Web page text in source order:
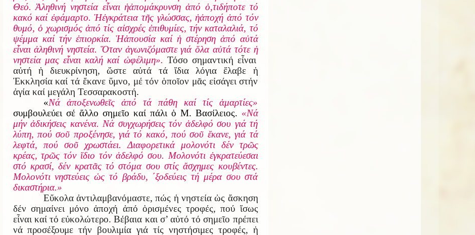
Θεό.Ἀληθινή νηστεία εἶναι ἡἀπομάκρυνσηἀπό ὁ,τιδήποτε τό
κακό καί ἐφάμαρτο.Ἡἐγκράτεια τῆς γλώσσας, ἡἀποχή ἀπό τόν
θυμό, ὁ χωρισμόςἀπό τίς αἰσχρές ἐπιθυμίες, τήν καταλαλιά, τό
ψέμμα καί τήν ἐπιορκία. Ἡἀπουσία καί ἡστέρηση ἀπό αὐτά
εἶναιἀληθινή νηστεία. Ὅταν ἀγωνιζόμαστε γιάὅλα αὐτά τότε ἡ
νηστεία μας εἶναι καλή καί ὠφέλιμη». Τόσο σημαντική εἶναι
αὐτή ἡ διευκρίνηση, ὥστε αὐτά τά ἴδια λόγια ἔλαβε ἡ
Ἐκκλησία καί τά ἔκανε ὕμνο, μέ τόν ὁποῖον μᾶς εἰσάγει στήν
ἁγία καί μεγάλη Τεσσαρακοστή.
«Νά ἀποξενωθεῖς ἀπό τά πάθη καί τίς ἁμαρτίες»
συμβουλεύει σέ ἄλλο σημεῖο καί πάλι ὁ Μ. Βασίλειος. «Νά
μήν ἀδικήσεις κανένα. Νά συγχωρήσεις τόν ἀδελφό σου γιά τή
λύπη, πού σοῦ προξένησε, γιά τό κακό, πού σοῦ ἔκανε, γιά τά
λεφτά, πού σοῦ χρωστάει. Διαφορετικά μολονότι δέν τρῶς
κρέας, τρῶς τόν ἴδιο τόν ἀδελφό σου. Μολονότι ἐγκρατεύεσαι
στό κρασί, δέν κρατᾶς τό στόμα σου στίς ἄσχημες κουβέντες.
Μολονότι νηστεύεις ὡς τό βράδυ, ΄ξοδεύεις τή μέρα σου στά
δικαστήρια.»
Εὔκολα ἀντιλαμβανόμαστε, πώς ἡ νηστεία ὡς ἄσκηση
δέν σημαίνει μόνο ἀποχή ἀπό ὁρισμένες τροφές, πού ἴσως
εἶναι καί τό εὐκολώτερο. Βέβαια και σ’ αὐτό τό σημεῖο πρέπει
νά προσέξουμε τήν βουλιμία γιά τίς νηστήσιμες τροφές, ἡ